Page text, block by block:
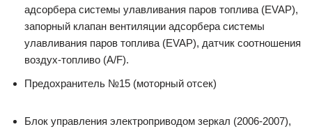
адсорбера системы улавливания паров топлива (EVAP),
запорный клапан вентиляции адсорбера системы
улавливания паров топлива (EVAP), датчик соотношения
воздух-топливо (A/F).
Предохранитель №15 (моторный отсек)
Блок управления электроприводом зеркал (2006-2007),